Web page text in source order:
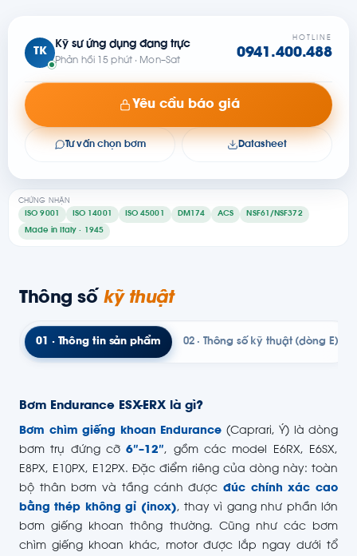
CHỨNG NHẬN
ISO 9001 ISO 14001 ISO 45001 DM174 ACS NSF61/NSF372
Made in Italy · 1945
TK
Kỹ sư ứng dụng đang trực
Phản hồi 15 phút · Mon–Sat
HOTLINE
0941.400.488
Yêu cầu báo giá
Tư vấn chọn bơm Datasheet
Thông số kỹ thuật
01 · Thông tin sản phẩm 02 · Thông số kỹ thuật (dòng E)
Bơm Endurance ESX-ERX là gì?
Bơm chìm giếng khoan Endurance (Caprari, Ý) là dòng
bơm trụ đứng cỡ6″–12″, gồm các model E6RX, E6SX,
E8PX, E10PX, E12PX. Đặc điểm riêng của dòng này: toàn
bộ thân bơm và tầng cánh được đúc chính xác cao
bằng thép không gỉ (inox), thay vì gang như phần lớn
bơm giếng khoan thông thường. Cũng như các bơm
chìm giếng khoan khác, motor được lắp ngay dưới tổ